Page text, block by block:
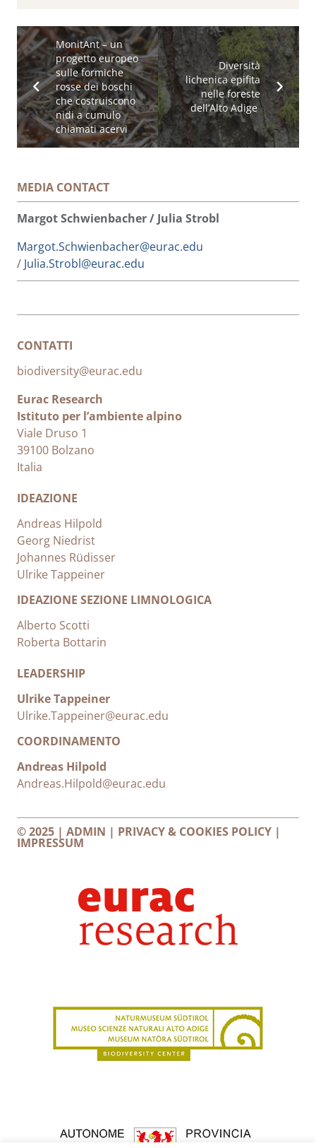
MonitAnt – un
progetto europeo
sulle formiche
rosse dei boschi
che costruiscono
nidi a cumulo
chiamati acervi
Diversità
lichenica epifita
nelle foreste
dell’Alto Adige
MEDIA CONTACT
Margot Schwienbacher / Julia Strobl
Margot.Schwienbacher@eurac.edu
/ Julia.Strobl@eurac.edu
CONTATTI
biodiversity@eurac.edu
Eurac Research
Istituto per l’ambiente alpino
Viale Druso 1
39100 Bolzano
Italia
IDEAZIONE
Andreas Hilpold
Georg Niedrist
Johannes Rüdisser
Ulrike Tappeiner
IDEAZIONE SEZIONE LIMNOLOGICA
Alberto Scotti
Roberta Bottarin
LEADERSHIP
Ulrike Tappeiner
Ulrike.Tappeiner@eurac.edu
COORDINAMENTO
Andreas Hilpold
Andreas.Hilpold@eurac.edu
© 2025 | ADMIN | PRIVACY & COOKIES POLICY |
IMPRESSUM